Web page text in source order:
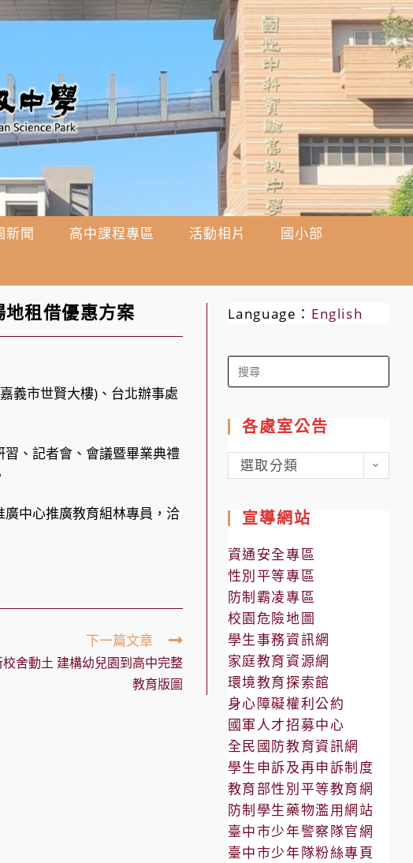
新聞 高中課程專區 活動相片
國小部
地租借優惠方案
義市世賢大樓)、台北辦事處
、記者會、會議暨畢業典禮
中心推廣教育組林專員，洽
下一篇文章
校舍動土 建構幼兒園到高中完整
教育版圖
Language： English
Search
for:
各處室公告
各
處
公
告
選取分類
宣導網站
資通安全專區
性別平等專區
防制霸凌專區
校園危險地圖
學生事務資訊網
家庭教育資源網
環境教育探索館
身心障礙權利公約
國軍人才招募中心
全民國防教育資訊網
學生申訴及再申訴制度
教育部性別平等教育網
防制學生藥物濫用網站
臺中市少年警察隊官網
臺中市少年隊粉絲專頁